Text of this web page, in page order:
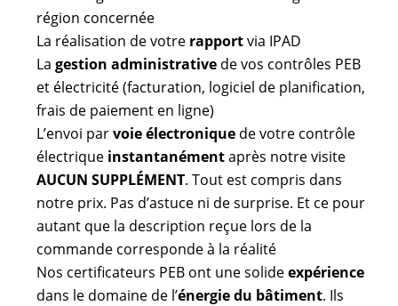
région concernée
La réalisation de votre rapportvia IPAD
La gestion administrativede vos contrôles PEB
et électricité (facturation, logiciel de planification,
frais de paiement en ligne)
L’envoi parvoie électroniquede votre contrôle
électrique instantanémentaprès notre visite
AUCUN SUPPLÉMENT. Tout est compris dans
notre prix. Pas d’astuce ni de surprise. Et ce pour
autant que la description reçue lors de la
commande corresponde à la réalité
Nos certificateurs PEB ont une solideexpérience
dans le domaine de l’énergie du bâtiment. Ils